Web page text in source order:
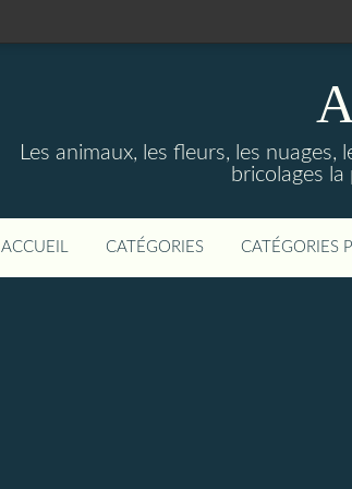
Les animaux, les fleurs, les nuages,
bricolages
ACCUEIL CATÉGORIES CATÉGORIES